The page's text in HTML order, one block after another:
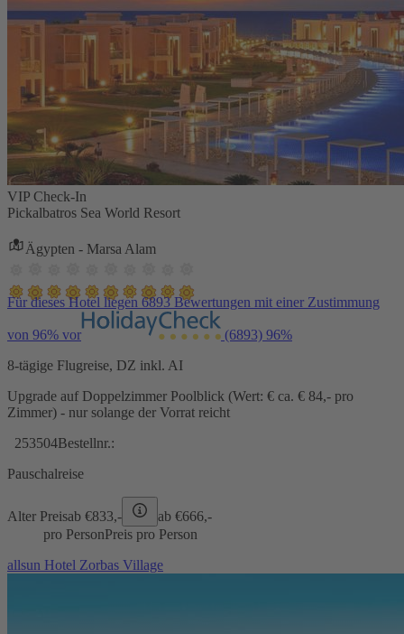
VIP Check-In
Pickalbatros Sea World Resort
Ägypten - Marsa Alam
Für dieses Hotel liegen 6893 Bewertungen mit einer Zustimmung
von 96% vor (6893) 96%
8-tägige Flugreise, DZ inkl. AI
Upgrade auf Doppelzimmer Poolblick (Wert: € ca. € 84,- pro
Zimmer) - nur solange der Vorrat reicht
253504Bestellnr.:
Pauschalreise
Alter Preisab €833,- ab €666,-
pro PersonPreis pro Person
allsun Hotel Zorbas Village